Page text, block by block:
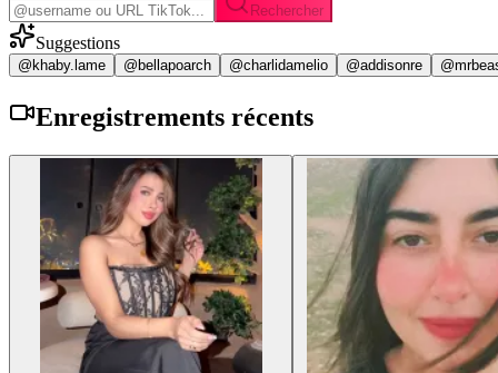
Rechercher
Suggestions
@khaby.lame @bellapoarch @charlidamelio @addisonre
Enregistrements récents